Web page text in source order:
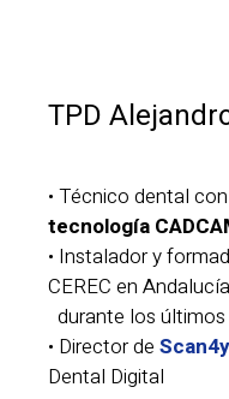
TPD
• Técnico dental con
tecnología
• Instalador y
CEREC en
durante los últimos
• Director de
Dental Digital